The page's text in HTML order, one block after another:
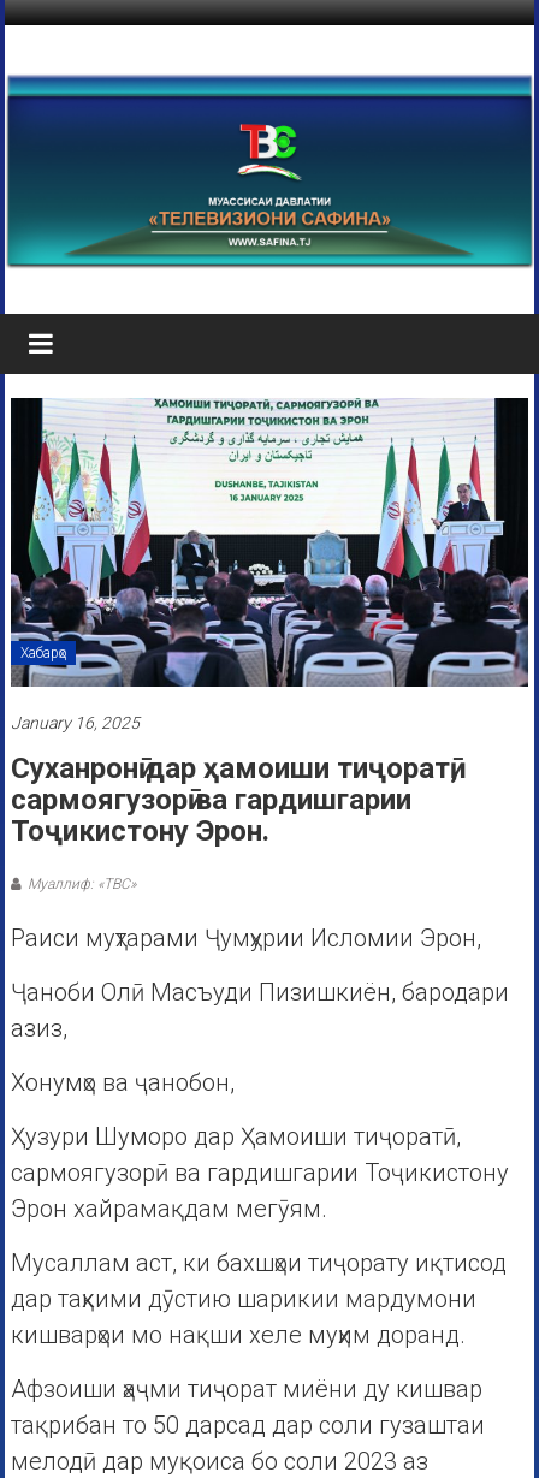
Хабарҳо
January 16, 2025
Суханронӣ дар ҳамоиши тиҷоратӣ,
сармоягузорӣ ва гардишгарии
Тоҷикистону Эрон.
Муаллиф: «ТВС»
Раиси муҳтарами Ҷумҳурии Исломии Эрон,
Ҷаноби Олӣ Масъуди Пизишкиён, бародари
азиз,
Хонумҳо ва ҷанобон,
Ҳузури Шуморо дар Ҳамоиши тиҷоратӣ,
сармоягузорӣ ва гардишгарии Тоҷикистону
Эрон хайрамақдам мегӯям.
Мусаллам аст, ки бахшҳои тиҷорату иқтисод
дар таҳкими дӯстию шарикии мардумони
кишварҳои мо нақши хеле муҳим доранд.
Афзоиши ҳаҷми тиҷорат миёни ду кишвар
тақрибан то 50 дарсад дар соли гузаштаи
мелодӣ дар муқоиса бо соли 2023 аз